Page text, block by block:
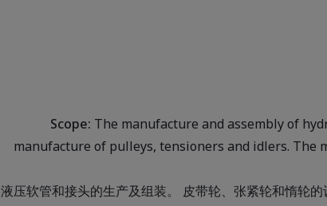
Scope:The manufacture and assembly of
manufacture of pulleys, tensioners and idlers.
液压软管和接头的生产及组装。 皮带轮、张紧轮和惰轮